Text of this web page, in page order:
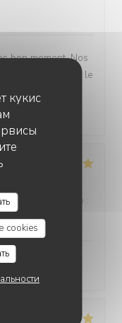
кукис
cookies
bon moment. Nos
ce qui concerne le
obligés de
/5 Цена / качество :